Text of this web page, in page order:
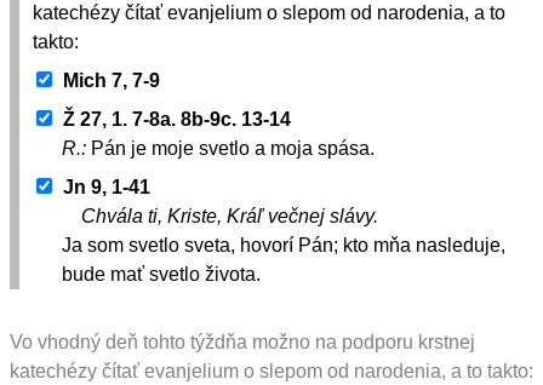
katechézy čítať evanjelium o slepom od narodenia, a to
takto:
Mich 7, 7-9
Ž 27, 1. 7-8a. 8b-9c. 13-14
R.: Pán je moje svetlo a moja spása.
Jn 9, 1-41
Chvála ti, Kriste, Kráľ večnej slávy.
Ja som svetlo sveta, hovorí Pán; kto mňa nasleduje,
bude mať svetlo života.
Vo vhodný deň tohto týždňa možno na podporu krstnej
katechézy čítať evanjelium o slepom od narodenia, a to takto: